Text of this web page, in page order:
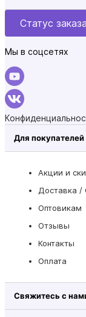
Статус заказа
Мы в соцсетях
Для покупателей
Акции и
Доставка /
Оптовикам
Отзывы
Контакты
Оплата
Свяжитесь с